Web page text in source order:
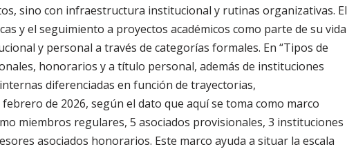
sino con infraestructura institucional y rutinas organizativas. El
y el seguimiento a proyectos académicos como parte de su vida
y personal a través de categorías formales. En “Tipos de
honorarios y a título personal, además de instituciones
diferenciadas en función de trayectorias,
de 2026, según el dato que aquí se toma como marco
miembros regulares, 5 asociados provisionales, 3 instituciones
asociados honorarios. Este marco ayuda a situar la escala